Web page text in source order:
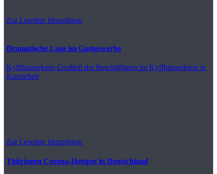
Zur Leseliste hinzufügen
Dramatische Lage im Gastgewerbe
Kyffhäuserkreis Großteil der Beschäftigten im Kyffhäuserkreis in
Kurzarbeit
Zur Leseliste hinzufügen
Thüringen Corona-Hotspot in Deutschland